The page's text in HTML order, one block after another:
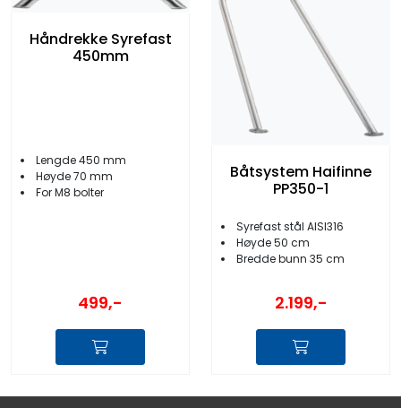
Håndrekke Syrefast
450mm
Lengde 450 mm
Høyde 70 mm
For M8 bolter
499,-
Båtsystem Haifinne
PP350-1
Syrefast stål AISI316
Høyde 50 cm
Bredde bunn 35 cm
2.199,-